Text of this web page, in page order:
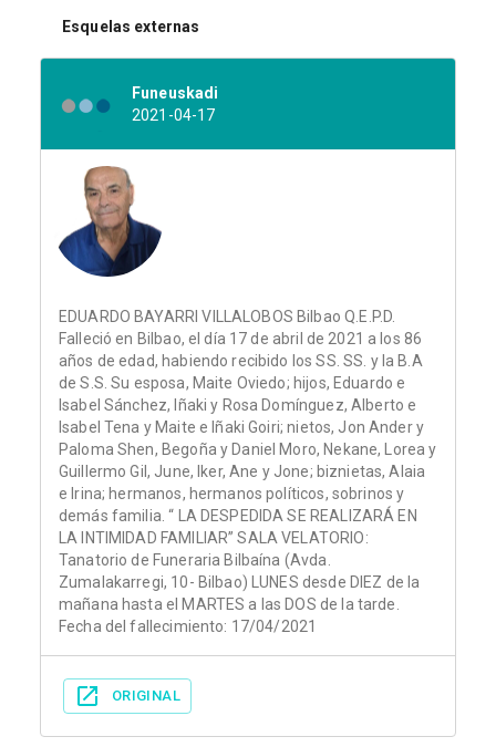
Esquelas externas
Funeuskadi
2021-04-17
EDUARDO BAYARRI VILLALOBOS Bilbao Q.E.P.D.
Falleció en Bilbao, el día 17 de abril de 2021 a los 86
años de edad, habiendo recibido los SS. SS. y la B.A
de S.S. Su esposa, Maite Oviedo; hijos, Eduardo e
Isabel Sánchez, Iñaki y Rosa Domínguez, Alberto e
Isabel Tena y Maite e Iñaki Goiri; nietos, Jon Ander y
Paloma Shen, Begoña y Daniel Moro, Nekane, Lorea y
Guillermo Gil, June, Iker, Ane y Jone; biznietas, Alaia
e Irina; hermanos, hermanos políticos, sobrinos y
demás familia. “ LA DESPEDIDA SE REALIZARÁ EN
LA INTIMIDAD FAMILIAR” SALA VELATORIO:
Tanatorio de Funeraria Bilbaína (Avda.
Zumalakarregi, 10- Bilbao) LUNES desde DIEZ de la
mañana hasta el MARTES a las DOS de la tarde.
Fecha del fallecimiento: 17/04/2021
ORIGINAL